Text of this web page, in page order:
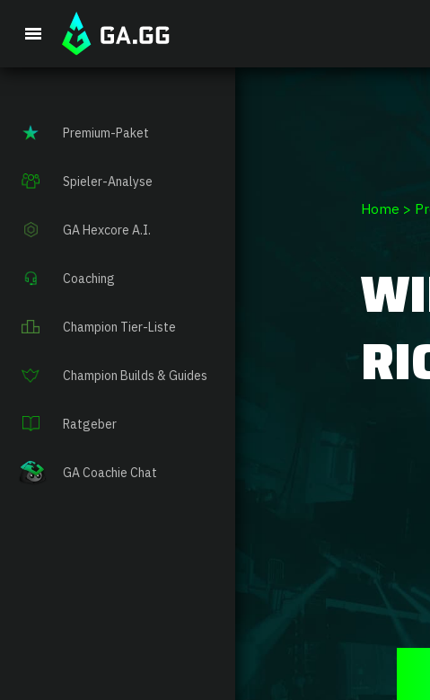
Premium-Paket
Spieler-Analyse
GA Hexcore A.I.
Coaching
Champion Tier-Liste
Champion Builds & Guides
Ratgeber
GA Coachie Chat
Home >